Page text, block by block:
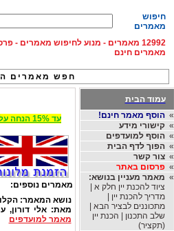
חיפוש
מאמרים
12992 מאמרים - מנוע לחיפוש מאמרים -
מאמרים חינם
חפש מאמרים
עמוד הבית
»הוסף מאמר חינם!
»קישורי מידע
»הוסף למועדפים
»הפוך לדף הבית
»צור קשר
»פרסום באתר
» מאמר מעניין בנושא:
ציוד להכנת יין חלק א |
מדריך להכנת יין |
מתכוננים לבציר הבא |
שלב התכנון | הכנת יין
(תקציר)
עד 15% הנחה על השכרת רכב בחו"ל, מהחברות הגדולות בעולם, לחצו ל Rentingcar
מאמרים נוספים:
נושא המאמר:
מאת:אלי דורון,
מאמר למועדפים